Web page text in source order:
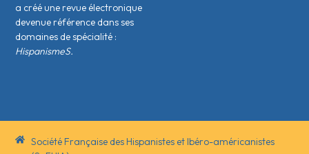
a créé une revue électronique
devenue référence dans ses
domaines de spécialité :
HispanismeS.
Société Française des Hispanistes et Ibéro-américanistes